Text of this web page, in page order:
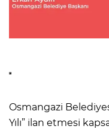
Osmangazi
Yılı” ilan etmesi